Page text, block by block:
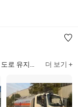
, 먼지 억제차, 구조차, 쓰레기 수거차 더 보기 +